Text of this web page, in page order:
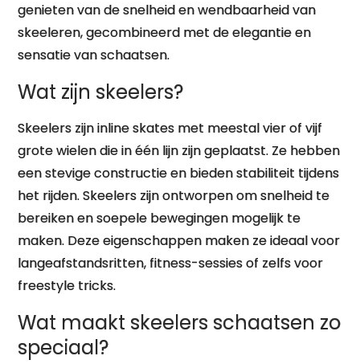
genieten van de snelheid en wendbaarheid van
skeeleren, gecombineerd met de elegantie en
sensatie van schaatsen.
Wat zijn skeelers?
Skeelers zijn inline skates met meestal vier of vijf
grote wielen die in één lijn zijn geplaatst. Ze hebben
een stevige constructie en bieden stabiliteit tijdens
het rijden. Skeelers zijn ontworpen om snelheid te
bereiken en soepele bewegingen mogelijk te
maken. Deze eigenschappen maken ze ideaal voor
langeafstandsritten, fitness-sessies of zelfs voor
freestyle tricks.
Wat maakt skeelers schaatsen zo
speciaal?